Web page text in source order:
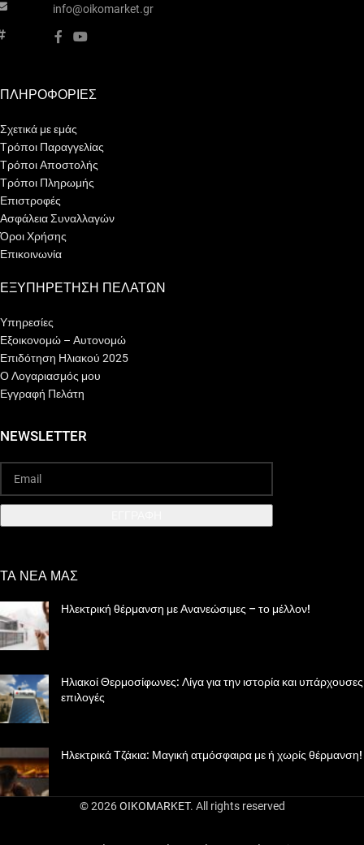
info@oikomarket.gr
ΠΛΗΡΟΦΟΡΙΕΣ
Σχετικά με εμάς
Τρόποι Παραγγελίας
Τρόποι Αποστολής
Τρόποι Πληρωμής
Επιστροφές
Ασφάλεια Συναλλαγών
Όροι Χρήσης
Επικοινωνία
ΕΞΥΠΗΡΕΤΗΣΗ ΠΕΛΑΤΩΝ
Υπηρεσίες
Εξοικονομώ – Αυτονομώ
Επιδότηση Ηλιακού 2025
Ο Λογαριασμός μου
Εγγραφή Πελάτη
NEWSLETTER
ΤΑ ΝΕΑ ΜΑΣ
Ηλεκτρική θέρμανση με Ανανεώσιμες – το μέλλον!
Ηλιακοί Θερμοσίφωνες: Λίγα για την ιστορία και υπάρχουσες
επιλογές
Ηλεκτρικά Τζάκια: Μαγική ατμόσφαιρα με ή χωρίς θέρμανση!
© 2026OIKOMARKET. All rights reserved